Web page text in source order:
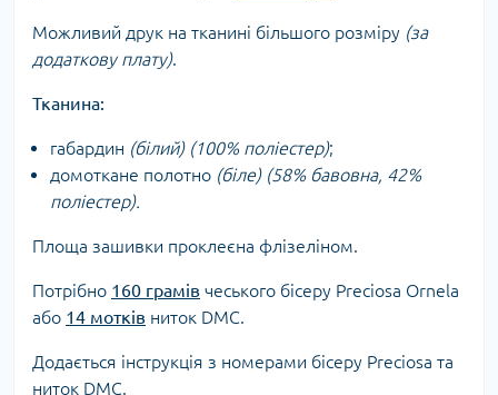
Можливий друк на тканині більшого розміру (за
додаткову плату).
Тканина:
габардин (білий) (100% поліестер);
домоткане полотно (біле) (58% бавовна, 42%
поліестер).
Площа зашивки проклеєна флізеліном.
Потрібно 160 грамів чеського бісеру Preciosa Ornela
або 14 мотків ниток DMC.
Додається інструкція з номерами бісеру Preciosa та
ниток DMC.